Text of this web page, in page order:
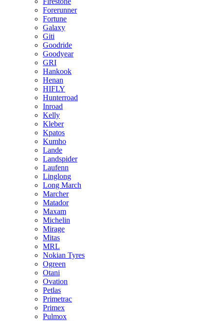
Forerunner
Fortune
Galaxy
Giti
Goodride
Goodyear
GRI
Hankook
Henan
HIFLY
Hunterroad
Inroad
Kelly
Kleber
Kpatos
Kumho
Lande
Landspider
Laufenn
Linglong
Long March
Marcher
Matador
Maxam
Michelin
Mirage
Mitas
MRL
Nokian Tyres
Ogreen
Otani
Ovation
Petlas
Primetrac
Primex
Pulmox